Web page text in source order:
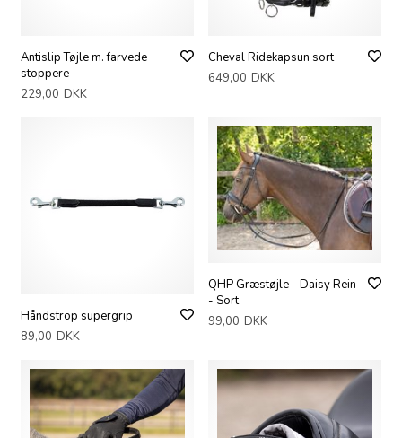
Antislip Tøjle m. farvede
stoppere
229,00 DKK
Cheval Ridekapsun sort
649,00 DKK
Håndstrop supergrip
89,00 DKK
QHP Græstøjle - Daisy Rein
- Sort
99,00 DKK